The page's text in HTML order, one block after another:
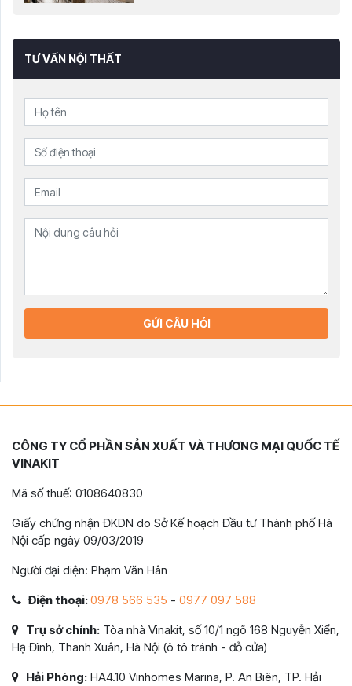
TƯ VẤN NỘI THẤT
GỬI CÂU HỎI
CÔNG TY CỔ PHẦN SẢN XUẤT VÀ THƯƠNG MẠI QUỐC TẾ
VINAKIT
Mã số thuế: 0108640830
Giấy chứng nhận ĐKDN do Sở Kế hoạch Đầu tư Thành phố Hà
Nội cấp ngày 09/03/2019
Người đại diện: Phạm Văn Hân
Điện thoại:0978 566 535 - 0977 097 588
Trụ sở chính: Tòa nhà Vinakit, số 10/1 ngõ 168 Nguyễn Xiển,
Hạ Đình, Thanh Xuân, Hà Nội (ô tô tránh - đỗ cửa)
Hải Phòng: HA4.10 Vinhomes Marina, P. An Biên, TP. Hải